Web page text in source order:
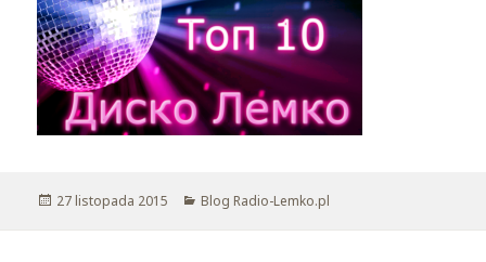
Opublikowano
27 listopada 2015 Kategorie
Blog Radio-Lemko.pl